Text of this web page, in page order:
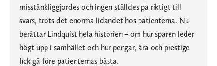
misstänkliggjordes och ingen ställdes på riktigt till
svars, trots det enorma lidandet hos patienterna. Nu
berättar Lindquist hela historien – om hur spåren leder
högt upp i samhället och hur pengar, ära och prestige
fick gå före patienternas bästa.